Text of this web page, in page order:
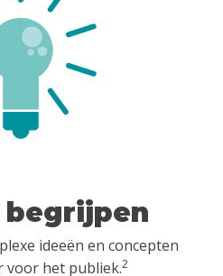
ideeën en concepten
voor het publiek.2